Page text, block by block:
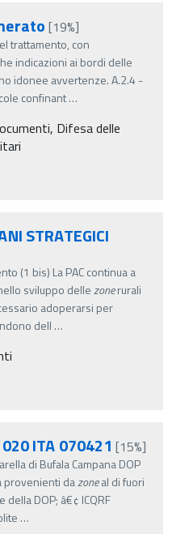
[19%]
trattamento, con
indicazioni ai bordi delle
idonee avvertenze. A.2.4 -
confinant…
Difesa delle
STRATEGICI
(1 bis) La PAC continua a
sviluppo dellezonerurali
adoperarsi per
dell …
ITA 070421 [15%]
di Bufala Campana DOP
provenienti dazoneal di fuori
DOP; â€¢ ICQRF
…